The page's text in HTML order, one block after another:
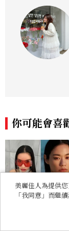
你可能會喜
《不良一族尋愛
人Awich是誰？
美麗佳人為提供
「我同意」而繼